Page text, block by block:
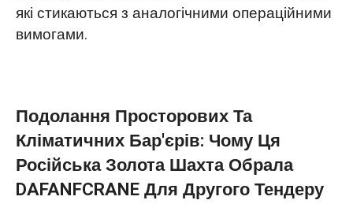
які стикаються з аналогічними операційними
вимогами.
Подолання Просторових Та
Кліматичних Бар'єрів: Чому Ця
Російська Золота Шахта Обрала
DAFANFCRANE Для Другого Тендеру